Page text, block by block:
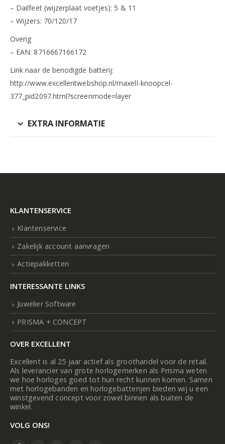
– Dailfeet (wijzerplaat voetjes): 5 & 11
– Wijzers: 70/120/17
Overig
– EAN: 8716667166172
Link naar de benodigde batterij:
http://www.excellentwebshop.nl/maxell-knoopcel-
377_pid2097.html?screenmode=layer
EXTRA INFORMATIE
KLANTENSERVICE
Klantenservice
Zakelijk account aanvragen
Actiepakketten
INTERESSANTE LINKS
Juwelier Software
PRISMA + CONCEPT
OVER EXCELLENT
Excellent is al 25 jaar actief als groothandel voor de retail.
Als leverancier van grote horlogemerken als Prisma weten
we hoe horloges goed tot hun recht kunnen komen. Samen
met horlogebanden en horlogebatterijen bieden wij u een
winstgevend concept voor zowel binnen als buiten de
winkel.
VOLG ONS!